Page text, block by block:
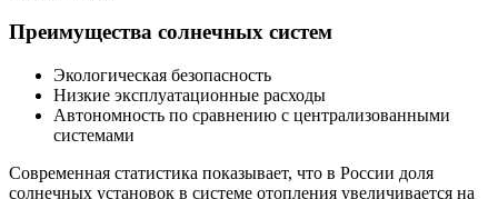
Преимущества солнечных систем
Экологическая безопасность
Низкие эксплуатационные расходы
Автономность по сравнению с централизованными
системами
Современная статистика показывает, что в России доля
солнечных установок в системе отопления увеличивается на